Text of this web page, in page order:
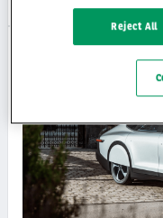
Reject All